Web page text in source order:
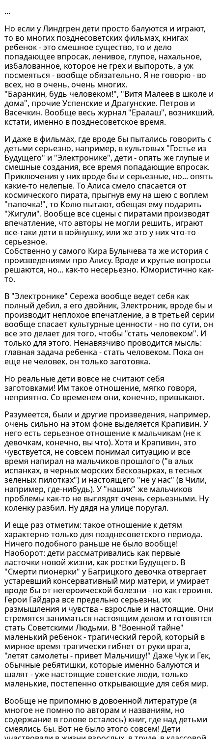
...
Но если у Линдгрен дети просто балуются и играют,
то во многих позднесоветских фильмах, книгах
ребенок - это смешное существо, то и дело
попадающее впросак, ленивое, глупое, нахальное,
избалованное, которое не грех и выпороть, а уж
посмеяться - вообще обязательно. Я не говорю - во
всех, но в очень, очень многих.
"Баранкин, будь человеком!", "Витя Малеев в школе и
дома", прочие Успенские и Драгунские. Петров и
Васечкин. Вообще весь журнал "Ералаш", возникший,
кстати, именно в позднесоветское время.
И даже в фильмах, где вроде бы пытались говорить с
детьми серьезно, например, в культовых "Гостье из
Будущего" и "Электронике", дети - опять же глупые и
смешные создания, все время попадающие впросак.
Приключения у них вроде бы и серьезные, но... опять
какие-то нелепые. То Алиса смело спасается от
космического пирата, прыгнув ему на шею с воплем
"папочка!", то Колю пытают, обещая ему подарить
"Жигули". Вообще все сцены с пиратами производят
впечатление, что авторы не могли решить, играют
все-таки дети в войнушку, или же это у них что-то
серьезное.
Собственно у самого Кира Булычева та же история с
произведениями про Алису. Вроде и крутые вопросы
решаются, но... как-то несерьезно. Юмористично как-
то.
В "Электронике" Сережа вообще ведет себя как
полный дебил, а его двойник, Электроник, вроде бы и
производит неплохое впечатление, а в третьей серии
вообще спасает культурные ценности - но по сути, он
все это делает для того, чтобы "стать человеком". И
только для этого. Ненавязчиво проводится мысль:
главная задача ребенка - стать человеком. Пока он
еще не человек, он только заготовка.
Но реальные дети вовсе не считают себя
заготовками! Им такое отношение, мягко говоря,
неприятно. Со временем они, конечно, привыкают.
Разумеется, были и другие произведения, например,
очень сильно на этом фоне выделяется Крапивин. У
него есть серьезное отношение к мальчикам (не к
девочкам, конечно, вы что). Хотя и Крапивин, это
чувствуется, не совсем понимал ситуацию и все
время напирал на мальчиков прошлого ("в алых
испанках, в черных морских бескозырках, в тесных
зеленых пилотках") и настоящего "не у нас" (в Чили,
например, где-нибудь). У "наших" же мальчиков
проблемы как-то не выглядят очень серьезными. Ну
коленку разбил. Ну дядя на улице поругал.
И еще раз отметим: такое отношение к детям
характерно только для позднесоветского периода.
Ничего подобного раньше не было вообще!
Наоборот: дети рассматривались как первые
ласточки новой жизни, как ростки Будущего. В
"Смерти пионерки" у Багрицкого девочка отвергает
устаревший консервативный мир матери, и умирает
вроде бы от негероической болезни - но как героиня.
Герои Гайдара все предельно серьезны, их
размышления и чувства - взрослые и настоящие. Они
стремятся заниматься настоящим делом и готовятся
стать Советскими Людьми. В "Военной тайне"
маленький ребенок - трагический герой, который в
мирное время трагически гибнет от руки врага,
"летят самолеты - привет Мальчишу!" Даже Чук и Гек,
обычные ребятишки, которые именно балуются и
шалят - уже настоящие советские люди, только
маленькие, постепенно открывающие для себя мир.
Вообще не припомню в довоенной литературе (я
многое не помню по авторам и названиям, но
содержание в голове осталось) книг, где над детьми
смеялись бы. Вот не было этого совсем! Дети